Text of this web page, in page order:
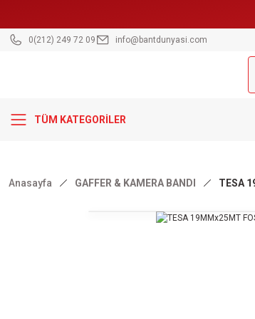
0(212) 249 72 09 info@bantdunyasi.com
TÜM KATEGORİLER
Anasayfa GAFFER & KAMERA BANDI TESA